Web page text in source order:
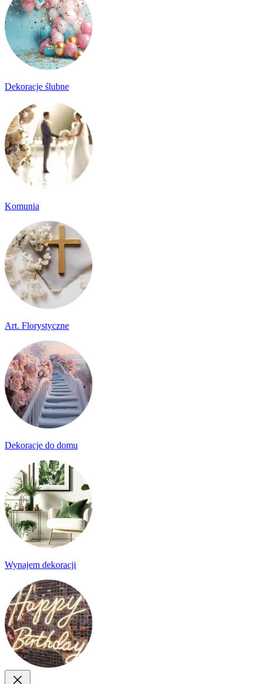
Dekoracje ślubne
Komunia
Art. Florystyczne
Dekoracje do domu
Wynajem dekoracji